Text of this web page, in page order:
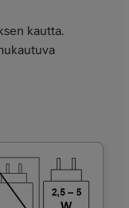
kautta.